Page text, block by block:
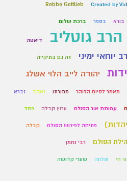
Created by
Rebbe Gottlieb
בורא בספר ברכת שלום
גוטליב דיאטה
יוחאי ימיני זה גם בתיקייה
יהודה לייב הלוי אשלג
מאמר לסיום הזוהר מתורתו נאהב נברא
עמותת אור הסולם ערוץ קבלה פחד
פתיחה לפירוש הסולם קבלה
הסולם רבי נחמן
חי שלווה שערי קדושה